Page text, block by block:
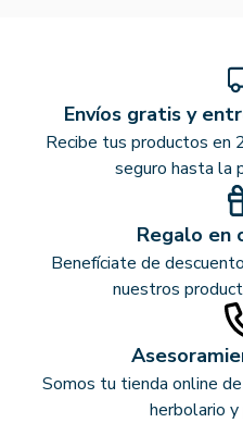
Envíos gratis y
Recibe tus productos en
seguro hasta la
Regalo en
Benefíciate de
nuestros
Somos tu tienda online
herbolario y